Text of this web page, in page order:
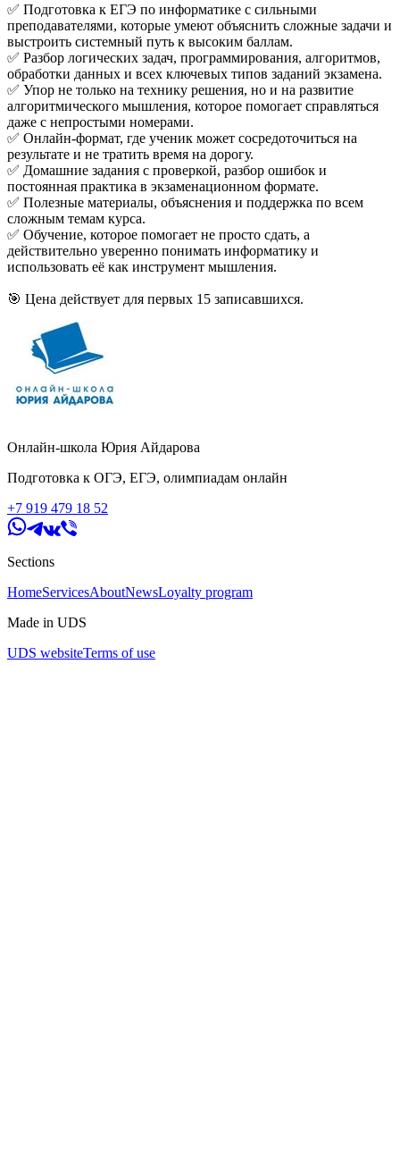
✅ Подготовка к ЕГЭ по информатике с сильными
преподавателями, которые умеют объяснить сложные задачи и
выстроить системный путь к высоким баллам.
✅ Разбор логических задач, программирования, алгоритмов,
обработки данных и всех ключевых типов заданий экзамена.
✅ Упор не только на технику решения, но и на развитие
алгоритмического мышления, которое помогает справляться
даже с непростыми номерами.
✅ Онлайн-формат, где ученик может сосредоточиться на
результате и не тратить время на дорогу.
✅ Домашние задания с проверкой, разбор ошибок и
постоянная практика в экзаменационном формате.
✅ Полезные материалы, объяснения и поддержка по всем
сложным темам курса.
✅ Обучение, которое помогает не просто сдать, а
действительно уверенно понимать информатику и
использовать её как инструмент мышления.
🎯 Цена действует для первых 15 записавшихся.
Онлайн-школа Юрия Айдарова
Подготовка к ОГЭ, ЕГЭ, олимпиадам онлайн
+7 919 479 18 52
Sections
HomeServicesAboutNewsLoyalty program
Made in UDS
UDS websiteTerms of use